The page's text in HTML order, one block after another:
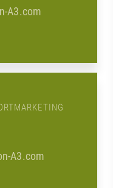
A3.com
A3.com